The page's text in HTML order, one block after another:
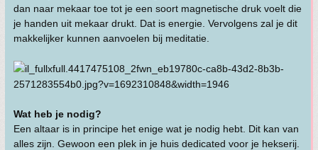
dan naar mekaar toe tot je een soort magnetische druk voelt die
je handen uit mekaar drukt. Dat is energie. Vervolgens zal je dit
makkelijker kunnen aanvoelen bij meditatie.
Wat heb je nodig?
Een altaar is in principe het enige wat je nodig hebt. Dit kan van
alles zijn. Gewoon een plek in je huis dedicated voor je hekserij.